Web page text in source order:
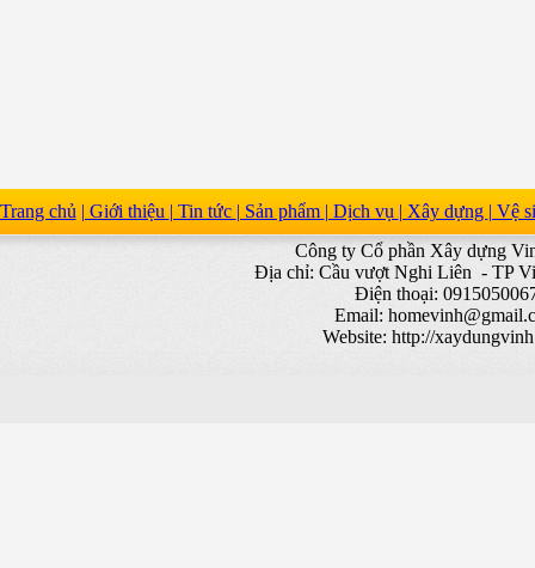
Trang chủ | Giới thiệu | Tin tức | Sản phẩm | Dịch vụ | Xây dựng | Vệ
Công ty Cổ phần Xây dựng
Địa chỉ: Cầu vượt Nghi Liên - TP
Điện thoại:
Email:
Website: http://